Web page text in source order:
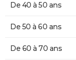
De 40 à 50 ans
De 50 à 60 ans
De 60 à 70 ans